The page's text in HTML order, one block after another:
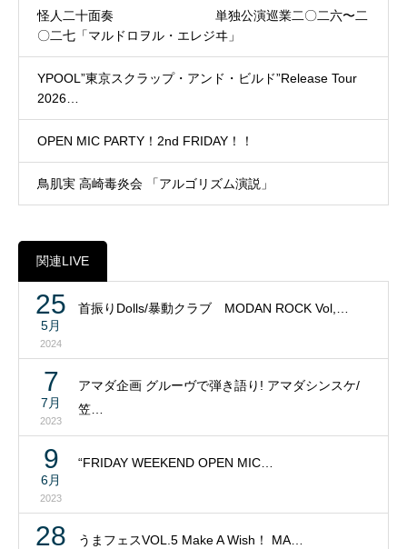
怪人二十面奏 単独公演巡業二〇二六〜二
〇二七「マルドロヲル・エレジヰ」
YPOOL”東京スクラップ・アンド・ビルド”Release Tour
2026…
OPEN MIC PARTY！2nd FRIDAY！！
鳥肌実 高崎毒炎会 「アルゴリズム演説」
関連LIVE
25
5月
2024
首振りDolls/暴動クラブ MODAN ROCK Vol,…
7
7月
2023
アマダ企画 グルーヴで弾き語り! アマダシンスケ/
笠…
9
6月
2023
“FRIDAY WEEKEND OPEN MIC…
28 うまフェスVOL.5 Make A Wish！ MA…